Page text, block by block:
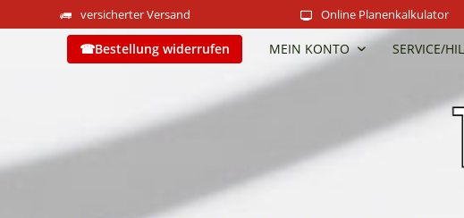
versicherter Versand Online Planenkalkulator
Bestellung widerrufen MEIN KONTO SERVICE/